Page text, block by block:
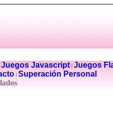
Juegos Javascript| Juegos
Superación Personal